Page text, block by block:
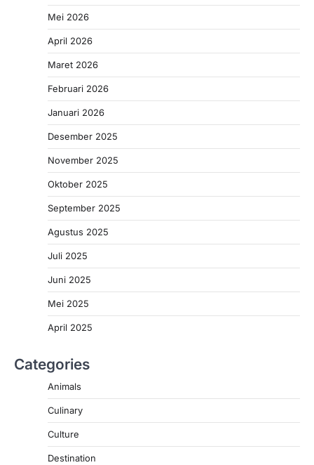
Mei 2026
April 2026
Maret 2026
Februari 2026
Januari 2026
Desember 2025
November 2025
Oktober 2025
September 2025
Agustus 2025
Juli 2025
Juni 2025
Mei 2025
April 2025
Categories
Animals
Culinary
Culture
Destination